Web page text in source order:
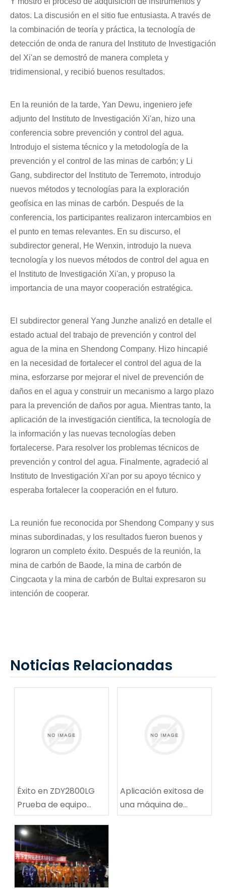
datos. La discusión en el sitio fue entusiasta. A través de
la combinación de teoría y práctica, la tecnología de
detección de onda de ranura del Instituto de Investigación
del Xi'an se demostró de manera completa y
tridimensional, y recibió buenos resultados.
En la reunión de la tarde, Yan Dewu, ingeniero jefe
adjunto del Instituto de Investigación Xi'an, hizo una
conferencia sobre prevención y control del agua.
Introdujo el sistema técnico y la metodología de la
prevención y el control de las minas de carbón; y Li
Gang, subdirector del Instituto de Terremoto, introdujo
nuevos métodos y tecnologías para la exploración
geofísica en las minas de carbón. Después de la
conferencia, los participantes realizaron intercambios en
el punto en temas relevantes. En su discurso, el
subdirector general, He Wenxin, introdujo la nueva
tecnología y los nuevos métodos de control del agua en
el Instituto de Investigación Xi'an, y propuso la
importancia de una mayor cooperación estratégica.
El subdirector general Yang Junzhe analizó en detalle el
estado actual del trabajo de prevención y control del
agua de la mina en Shendong Company. Hizo hincapié
en la necesidad de fortalecer el control del agua de la
mina, esforzarse por mejorar el nivel de prevención de
daños en el agua y construir un mecanismo a largo plazo
para la prevención de daños por agua. Mientras tanto, la
aplicación de la investigación científica, la tecnología de
la información y las nuevas tecnologías deben
fortalecerse. Para resolver los problemas técnicos de
prevención y control del agua. Finalmente, agradeció al
Instituto de Investigación Xi'an por su apoyo técnico y
esperaba fortalecer la cooperación en el futuro.
La reunión fue reconocida por Shendong Company y sus
minas subordinadas, y los resultados fueron buenos y
lograron un completo éxito. Después de la reunión, la
mina de carbón de Baode, la mina de carbón de
Cingcaota y la mina de carbón de Bultai expresaron su
intención de cooperar.
Noticias Relacionadas
Éxito en ZDY2800LG
Prueba de equipo
técnico de
perforación espiral de
alta velocidad
Aplicación exitosa de
una máquina de
reparación de rutas